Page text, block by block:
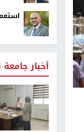
أخبار جامعة